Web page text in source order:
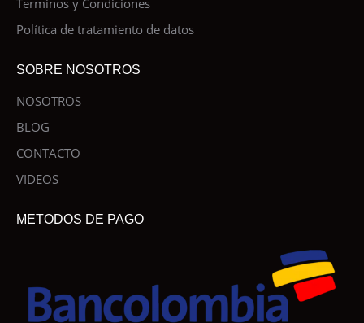
Terminos y Condiciones
Política de tratamiento de datos
SOBRE NOSOTROS
NOSOTROS
BLOG
CONTACTO
VIDEOS
METODOS DE PAGO